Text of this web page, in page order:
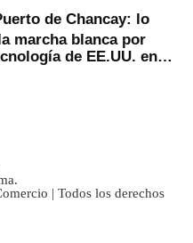
de Chancay: lo
marcha blanca por
de EE.UU. en
| Todos los derechos